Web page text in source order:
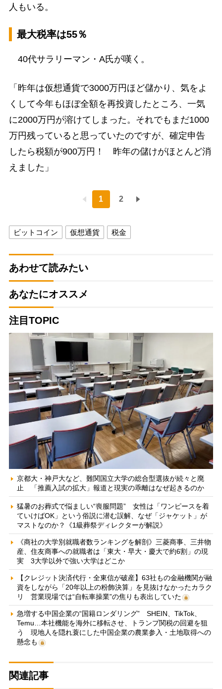
人もいる。
最大税率は55％
40代サラリーマン・A氏が嘆く。
「昨年は仮想通貨で3000万円ほど儲かり、気をよ
くして今年もほぼ全額を再投資したところ、一気
に2000万円が溶けてしまった。それでもまだ1000
万円残っていると思っていたのですが、確定申告
したら税額が900万円！ 昨年の儲けがほとんど消
えました」
1 2
ビットコイン 仮想通貨 税金
あわせて読みたい
あなたにオススメ
注目TOPIC
京都大・神戸大など、難関国立大学の総合型選抜が続々と廃
止 「推薦入試の拡大」報道と現実の乖離はなぜ起きるのか
猛暑のお葬式で悩ましい“喪服問題” 女性は「ワンピースを着
ていけばOK」という俗説に潜む誤解、なぜ「ジャケット」が
マストなのか？《1級葬祭ディレクターが解説》
《商社の大学別就職者数ランキングを解剖》三菱商事、三井物
産、住友商事への就職者は「東大・早大・慶大で約6割」の現
実 3大学以外で強い大学はどこか
【クレジット決済代行・全東信が破産】63社もの金融機関が融
資をしながら「20年以上の粉飾決算」を見抜けなかったカラク
リ 営業現場では“自転車操業”の焦りも表出していた
急増する中国企業の“国籍ロンダリング” SHEIN、TikTok、
Temu…本社機能を海外に移転させ、トランプ関税の回避を狙
う 現地人を隠れ蓑にした中国企業の農業参入・土地取得への
懸念も
関連記事